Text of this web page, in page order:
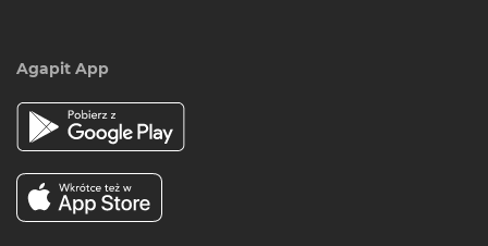
Agapit App